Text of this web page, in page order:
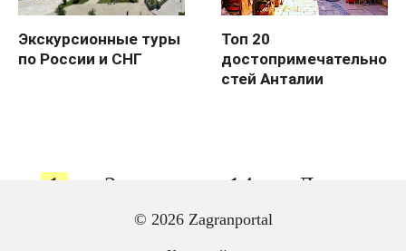
Экскурсионные туры
по России и СНГ
Топ 20
достопримечательно
стей Анталии
Пагинация
1 2 14 Далее
© 2026 Zagranportal